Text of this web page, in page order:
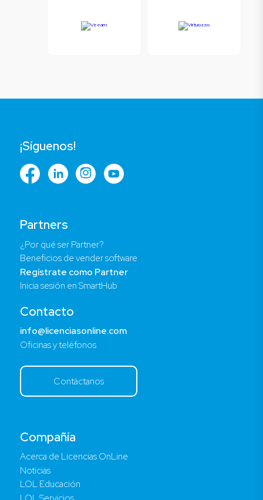
Compañía
Acerca de Licencias OnLine
Noticias
LOL Educación
Partners
¿Por qué ser Partner?
Beneficios de vender software
Regístrate como Partner
Inicia sesión en SmartHub
Contacto
info@licenciasonline.com
Oficinas y teléfonos
Contáctanos
¡Síguenos!